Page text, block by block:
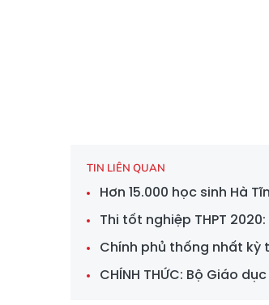
TIN LIÊN QUAN
Hơn 15.000 học sinh Hà
Thi tốt nghiệp THPT
Chính phủ thống nhất kỳ
CHÍNH THỨC: Bộ Giáo